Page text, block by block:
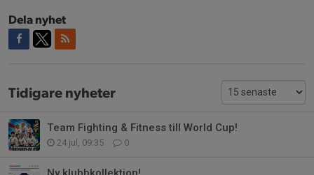
Dela nyhet
Tidigare nyheter
Team Fighting & Fitness till World Cup!
24 jul, 09:35 0